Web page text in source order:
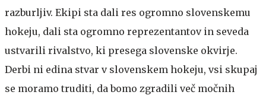
razburljiv. Ekipi sta dali res ogromno slovenskemu
hokeju, dali sta ogromno reprezentantov in seveda
ustvarili rivalstvo, ki presega slovenske okvirje.
Derbi ni edina stvar v slovenskem hokeju, vsi skupaj
se moramo truditi, da bomo zgradili več močnih